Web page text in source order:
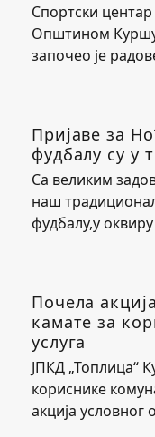
Спортски
Општином
започео је
Пријаве за
фудбалу су у
Са великим
наш
фудбалу,у
Почела
камате за
услуга
ЈПКД „Топлица“
кориснике
акција условног